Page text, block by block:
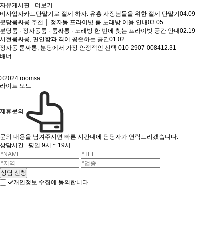
자유게시판 +더보기
비사업자카드단말기로 절세 하자. 유흥 사장님들을 위한 절세 단말기 04.09
분당룸싸롱 추천 │ 정자동 프라이빗 룸 노래방 이용 안내03.05
분당룸 · 정자동룸 · 룸싸롱 · 노래방 한 번에 찾는 프라이빗 공간 안내02.19
서현룸싸롱, 편안함과 격이 공존하는 공간01.02
정자동 룸싸롱, 분당에서 가장 안정적인 선택 010-2907-008412.31
배너
©2024 roomsa
라이트 모드
제휴문의
문의 내용을 남겨주시면 빠른 시간내에 담당자가 연락드리겠습니다.
상담시간 : 평일 9시 ~ 19시
개인정보 수집에 동의합니다.